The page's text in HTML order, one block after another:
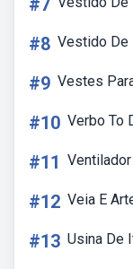
#7
#8 Vestido De
#9 Vestes
#10 Verbo To
#11
#12 Veia E
#13 Usina De